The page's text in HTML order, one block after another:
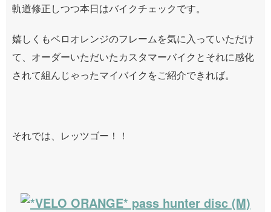
軌道修正しつつ本日はバイクチェックです。
嬉しくもベロオレンジのフレームを気に入っていただけ
て、オーダーいただいたカスタマーバイクとそれに感化
されて組んじゃったマイバイクをご紹介できれば。
それでは、レッツゴー！！